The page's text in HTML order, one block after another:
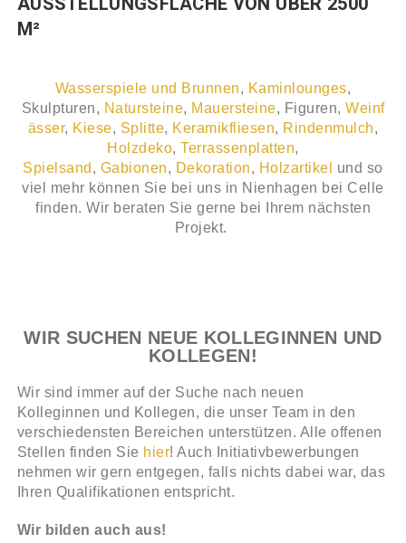
M²
Wasserspiele und Brunnen, Kaminlounges,
Skulpturen, Natursteine, Mauersteine, Figuren, Weinf
ässer, Kiese, Splitte, Keramikfliesen, Rindenmulch,
Holzdeko,Terrassenplatten,
Spielsand , Gabionen, Dekoration, Holzartikel
und so
viel mehr können Sie bei uns in Nienhagen bei Celle
finden. Wir beraten Sie gerne bei Ihrem nächsten
Projekt.
WIR SUCHEN NEUE KOLLEGINNEN UND
KOLLEGEN!
Wir sind immer auf der Suche nach neuen
Kolleginnen und Kollegen, die unser Team in den
verschiedensten Bereichen unterstützen. Alle offenen
Stellen finden Sie hier! Auch Initiativbewerbungen
nehmen wir gern entgegen, falls nichts dabei war, das
Ihren Qualifikationen entspricht.
Wir bilden auch aus!